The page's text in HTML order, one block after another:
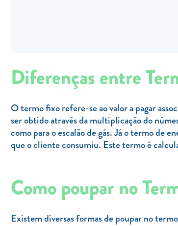
Diferenças entre
O termo fixo refere-se ao valor a pagar
ser obtido através da multiplicação do
como para o escalão de gás. Já o termo de
que o cliente consumiu. Este termo é
Como poupar no
Existem diversas formas de poupar no